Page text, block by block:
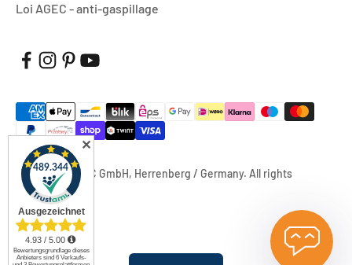
Loi AGEC - anti-gaspillage
© 2026, FUXTEC GmbH, Herrenberg / Germany. All rights
reserved.
✕